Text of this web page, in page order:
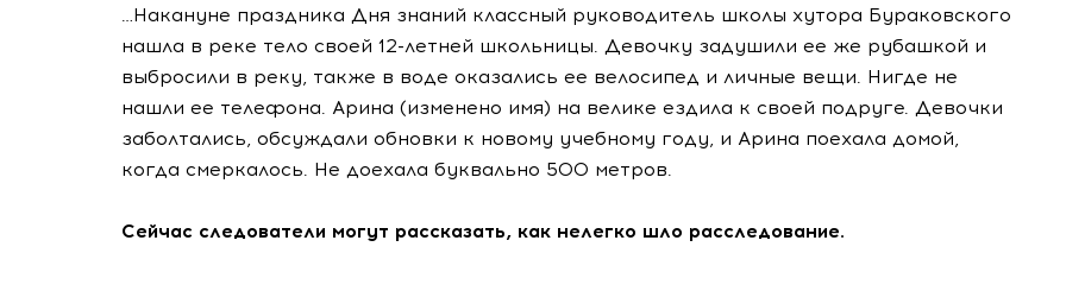
…Накануне праздника Дня знаний классный руководитель школы хутора Бураковского
нашла в реке тело своей 12-летней школьницы. Девочку задушили ее же рубашкой и
выбросили в реку, также в воде оказались ее велосипед и личные вещи. Нигде не
нашли ее телефона. Арина (изменено имя) на велике ездила к своей подруге. Девочки
заболтались, обсуждали обновки к новому учебному году, и Арина поехала домой,
когда смеркалось. Не доехала буквально 500 метров.
Сейчас следователи могут рассказать, как нелегко шло расследование.